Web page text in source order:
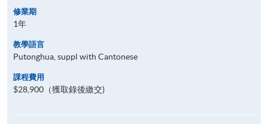
修業期
1年
教學語言
Putonghua, suppl with Cantonese
課程費用
$28,900（獲取錄後繳交)